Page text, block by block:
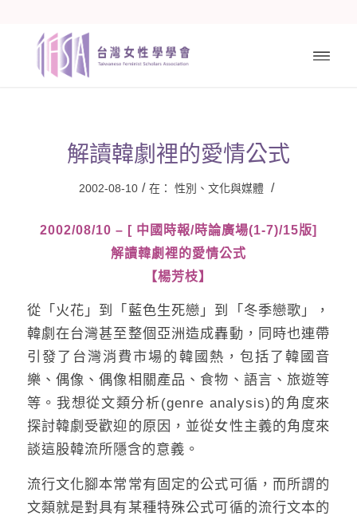
解讀韓劇裡的愛情公式
2002-08-10 / 在： 性別、文化與媒體 /
2002/08/10 – [ 中國時報/時論廣場(1-7)/15版]
解讀韓劇裡的愛情公式
【楊芳枝】
從「火花」到「藍色生死戀」到「冬季戀歌」，
韓劇在台灣甚至整個亞洲造成轟動，同時也連帶
引發了台灣消費市場的韓國熱，包括了韓國音
樂、偶像、偶像相關產品、食物、語言、旅遊等
等。我想從文類分析(genre analysis)的角度來
探討韓劇受歡迎的原因，並從女性主義的角度來
談這股韓流所隱含的意義。
流行文化腳本常常有固定的公式可循，而所謂的
文類就是對具有某種特殊公式可循的流行文本的